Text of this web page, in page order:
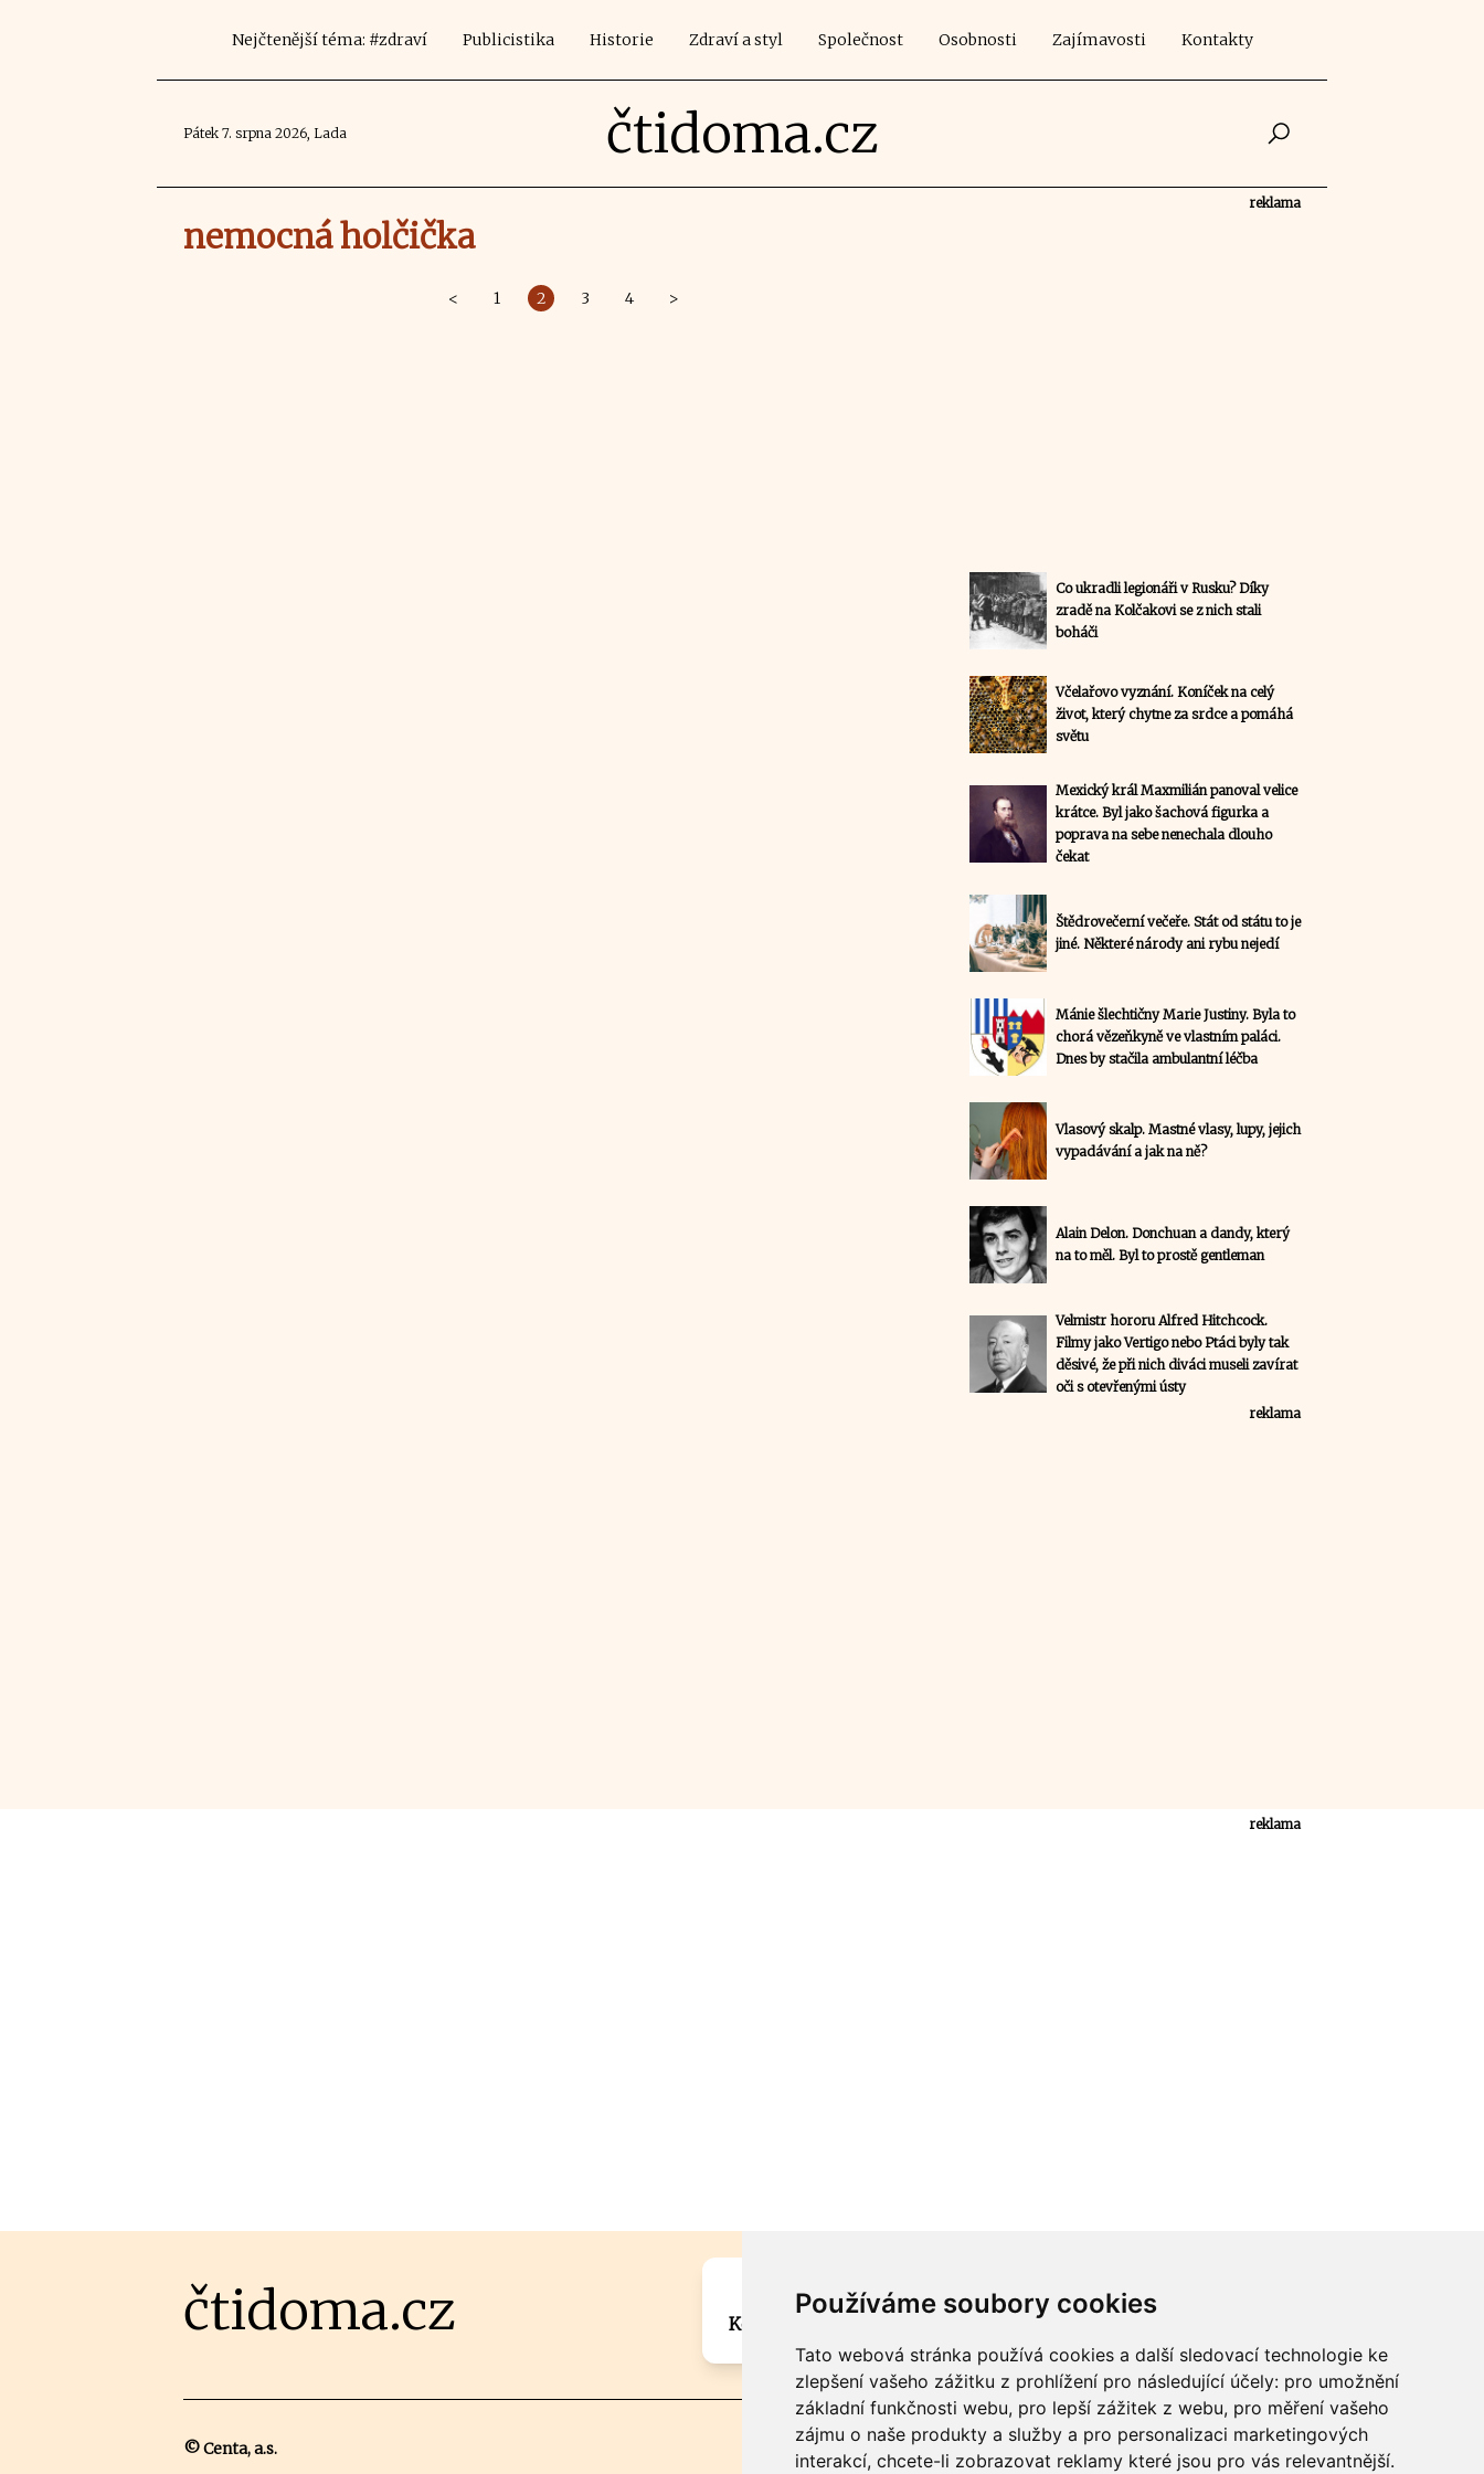
Používáme soubory cookies
Tato webová stránka používá cookies a další sledovací technologie ke
zlepšení vašeho zážitku z prohlížení pro následující účely: pro umožnění
základní funkčnosti webu, pro lepší zážitek z webu, pro měření vašeho
zájmu o naše produkty a služby a pro personalizaci marketingových
interakcí, chcete-li zobrazovat reklamy které jsou pro vás relevantnější.
Nejčtenější téma: #zdraví Publicistika Historie Zdraví a styl Společnost Osobnosti Zajímavosti Kontakty
Pátek 7. srpna 2026, Lada čtidoma.cz
nemocná holčička
< 1 2 3 4 >
reklama
Co ukradli legionáři v Rusku? Díky
zradě na Kolčakovi se z nich stali
boháči
Včelařovo vyznání. Koníček na celý
život, který chytne za srdce a pomáhá
světu
Mexický král Maxmilián panoval velice
krátce. Byl jako šachová figurka a
poprava na sebe nenechala dlouho
čekat
Štědrovečerní večeře. Stát od státu to je
jiné. Některé národy ani rybu nejedí
Mánie šlechtičny Marie Justiny. Byla to
chorá vězeňkyně ve vlastním paláci.
Dnes by stačila ambulantní léčba
Vlasový skalp. Mastné vlasy, lupy, jejich
vypadávání a jak na ně?
Alain Delon. Donchuan a dandy, který
na to měl. Byl to prostě gentleman
Velmistr hororu Alfred Hitchcock.
Filmy jako Vertigo nebo Ptáci byly tak
děsivé, že při nich diváci museli zavírat
oči s otevřenými ústy
reklama
reklama
čtidoma.cz
Máte zajímavou informaci? Chcete spolupracovat?
Kontaktujte šéfredaktora Martina Chalupu:
© Centa, a.s.